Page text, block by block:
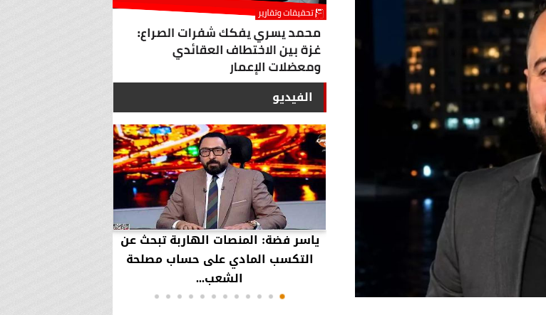
الفيديو
أستاذ كيمياء حيوية: غلي اللبن السايب
في المنازل لا يقضي على الأمراض...
ياسر فضة: المنصات الهاربة تبحث عن
التكسب المادي على حساب مصلحة
الشعب...